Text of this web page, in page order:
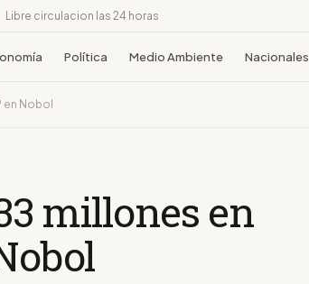
Libre circulacion las 24 horas
Política Medio Ambiente Nacionales
en Nobol
millones en